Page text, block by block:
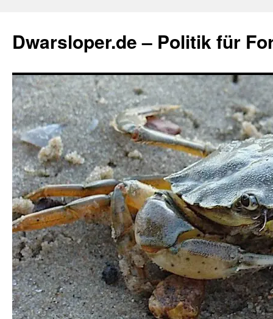
springen
Dwarsloper.de – Politik für